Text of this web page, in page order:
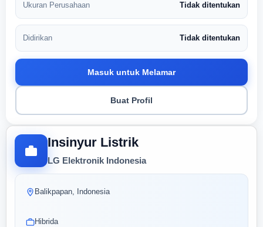
Insinyur Listrik
LG Elektronik Indonesia
Balikpapan, Indonesia
Hibrida
Ukuran Perusahaan Tidak ditentukan
Didirikan Tidak ditentukan
Masuk untuk Melamar
Buat Profil